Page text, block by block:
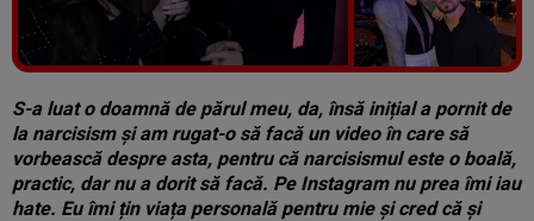
Vezi galeria foto
6 poze
S-a luat o doamnă de părul meu, da, însă inițial a pornit de
la narcisism și am rugat-o să facă un video în care să
vorbească despre asta, pentru că narcisismul este o boală,
practic, dar nu a dorit să facă. Pe Instagram nu prea îmi iau
hate. Eu îmi țin viața personală pentru mie și cred că și